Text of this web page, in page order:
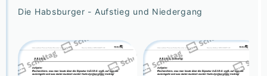
Die Habsburger - Aufstieg und Niedergang